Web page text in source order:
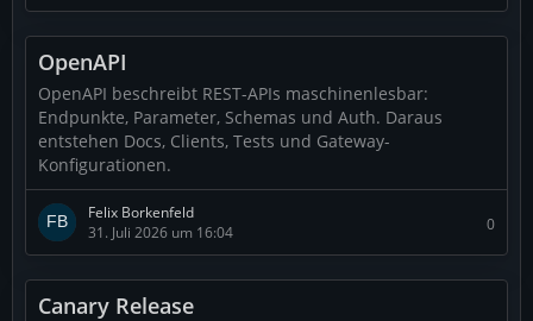
OpenAPI
OpenAPI beschreibt REST-APIs maschinenlesbar:
Endpunkte, Parameter, Schemas und Auth. Daraus
entstehen Docs, Clients, Tests und Gateway-
Konfigurationen.
Felix Borkenfeld
31. Juli 2026 um 16:04
0
Canary Release